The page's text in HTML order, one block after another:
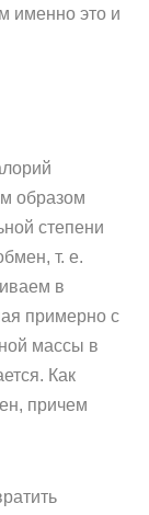
именно это и
образом
степени
т. е.
в
примерно с
массы в
Как
причем